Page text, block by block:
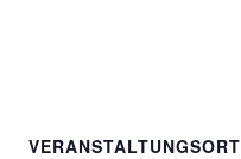
VERANSTALTUNGSORT